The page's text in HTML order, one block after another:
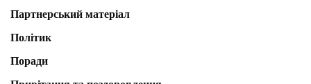
Партнерський матеріал
Політик
Поради